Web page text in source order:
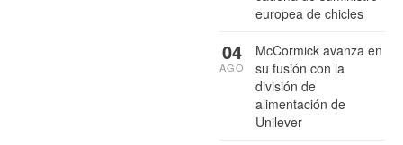
europea de chicles
McCormick avanza en
su fusión con la
división de
alimentación de
Unilever
04
AGO